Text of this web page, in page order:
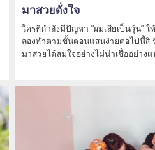
มาสวยดั่งใจ
ใครที่กำลังมีปัญหา "ผมเสียเป็นวุ้น" ใ
ลองทำตามขั้นตอนแสนง่ายต่อไปนี้สิ
มาสวยได้สมใจอย่างไม่น่าเชื่ออย่าง